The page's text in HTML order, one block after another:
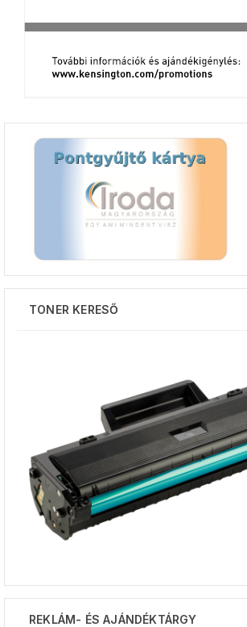
TONER KERESŐ
REKLÁM- ÉS AJÁNDÉKTÁRGY